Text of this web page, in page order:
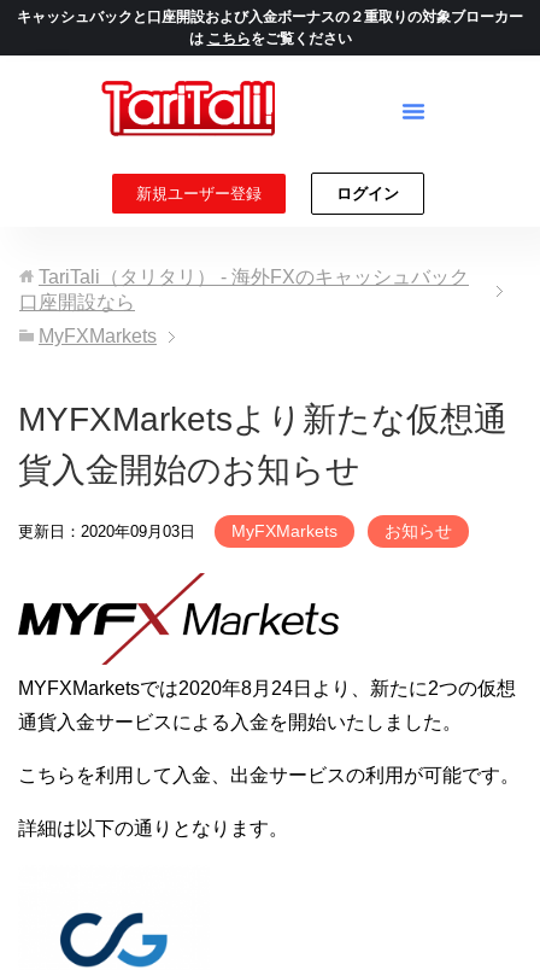
キャッシュバックと口座開設および入金ボーナスの２重取りの対象ブローカー
は こちらをご覧ください
新規ユーザー登録 ログイン
TariTali（タリタリ） - 海外FXのキャッシュバック
口座開設なら
MyFXMarkets
MYFXMarketsより新たな仮想通
貨入金開始のお知らせ
更新日：2020年09月03日 MyFXMarkets お知らせ
MYFXMarketsでは2020年8月24日より、新たに2つの仮想
通貨入金サービスによる入金を開始いたしました。
こちらを利用して入金、出金サービスの利用が可能です。
詳細は以下の通りとなります。